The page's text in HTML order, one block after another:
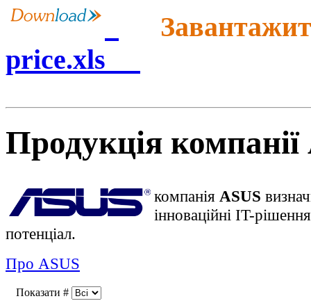
price.xls
Продукція компанії
компанія ASUS
інноваційні IT-
потенціал.
Про ASUS
Показати #